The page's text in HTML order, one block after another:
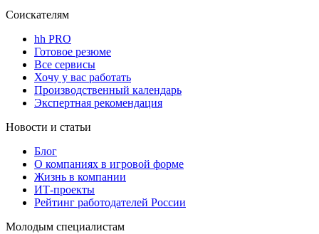
Соискателям
hh PRO
Готовое резюме
Все сервисы
Хочу у вас работать
Производственный календарь
Экспертная рекомендация
Новости и статьи
Блог
О компаниях в игровой форме
Жизнь в компании
ИТ-проекты
Рейтинг работодателей России
Молодым специалистам